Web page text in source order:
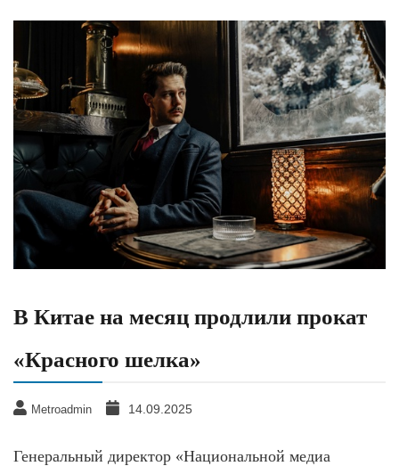
В Китае на месяц продлили прокат
«Красного шелка»
Metroadmin 14.09.2025
Генеральный директор «Национальной медиа